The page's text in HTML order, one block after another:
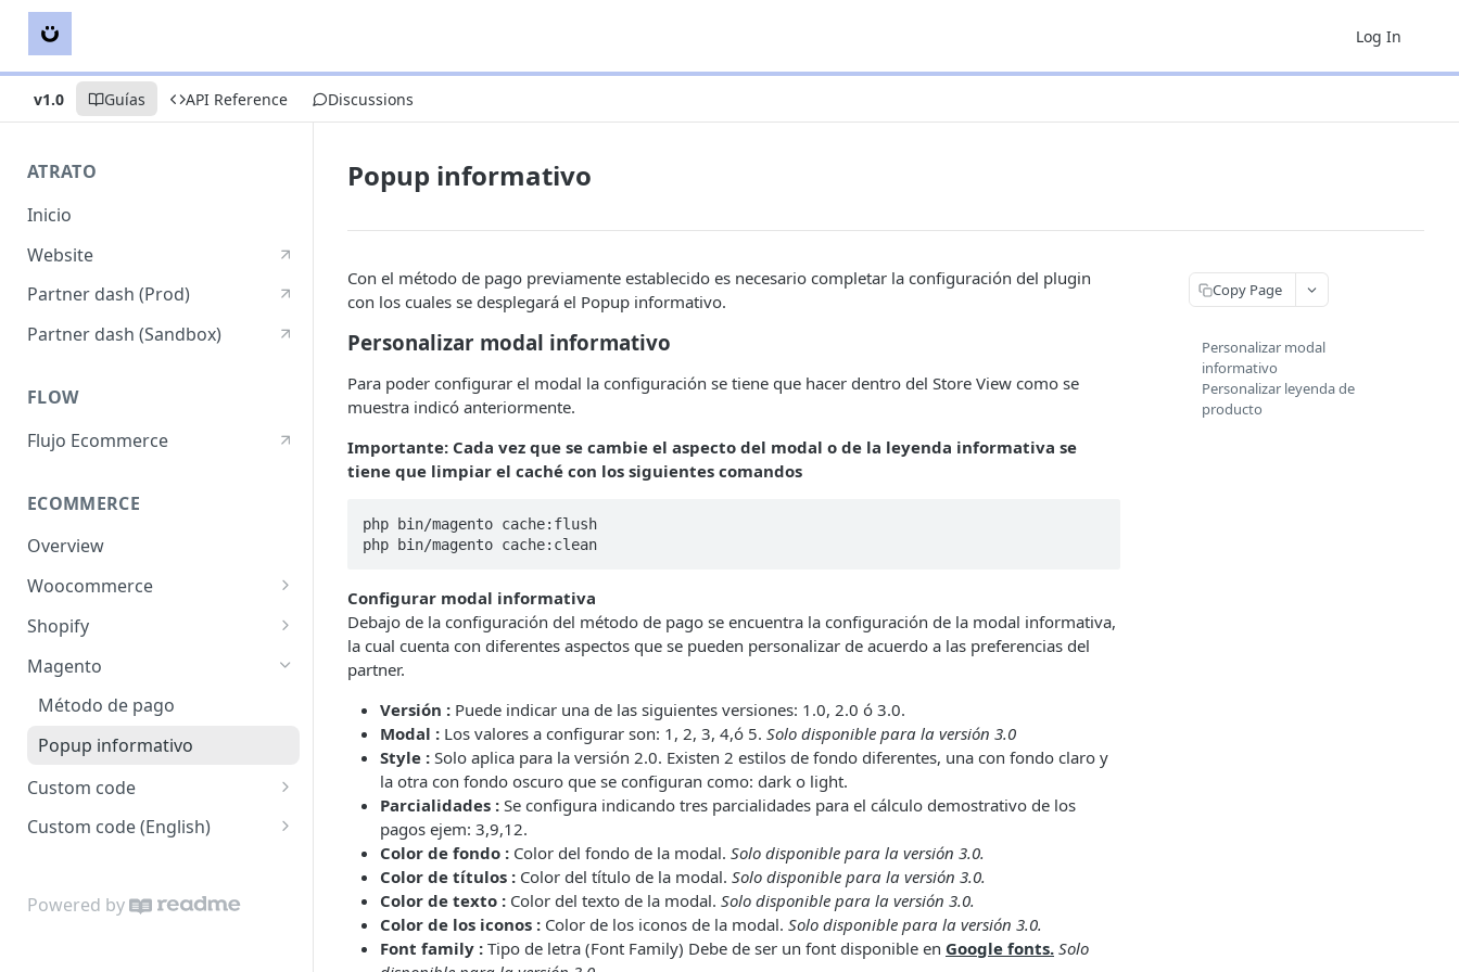
Log In
v1.0 Guías API Reference Discussions
ATRATO
Inicio
Website
Partner dash (Prod)
Partner dash (Sandbox)
FLOW
Flujo Ecommerce
ECOMMERCE
Overview
Woocommerce
Método de pago
Popup informativo
Shopify
Método de Pago
Popup informativo
Magento
Método de pago
Popup informativo
Custom code
Popup informativo
Webhook
Custom code (English)
Payment Method
Powered by
Popup informativo
Con el método de pago previamente establecido es necesario completar la configuración del plugin
con los cuales se desplegará el Popup informativo.
Personalizar modal informativo
Para poder configurar el modal la configuración se tiene que hacer dentro del Store View como se
muestra indicó anteriormente.
Importante: Cada vez que se cambie el aspecto del modal o de la leyenda informativa se
tiene que limpiar el caché con los siguientes comandos
php bin/magento cache:flush
php bin/magento cache:clean
Configurar modal informativa
Debajo de la configuración del método de pago se encuentra la configuración de la modal informativa,
la cual cuenta con diferentes aspectos que se pueden personalizar de acuerdo a las preferencias del
partner.
Versión : Puede indicar una de las siguientes versiones: 1.0, 2.0 ó 3.0.
Modal : Los valores a configurar son: 1, 2, 3, 4,ó 5. Solo disponible para la versión 3.0
Style : Solo aplica para la versión 2.0. Existen 2 estilos de fondo diferentes, una con fondo claro y
la otra con fondo oscuro que se configuran como: dark o light.
Parcialidades : Se configura indicando tres parcialidades para el cálculo demostrativo de los
pagos ejem: 3,9,12.
Color de fondo : Color del fondo de la modal. Solo disponible para la versión 3.0.
Color de títulos : Color del título de la modal. Solo disponible para la versión 3.0.
Color de texto : Color del texto de la modal. Solo disponible para la versión 3.0.
Color de los iconos : Color de los iconos de la modal. Solo disponible para la versión 3.0.
Font family : Tipo de letra (Font Family) Debe de ser un font disponible en Google fonts. Solo
Copy Page
Personalizar modal
informativo
Personalizar leyenda de
producto